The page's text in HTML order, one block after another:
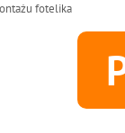
fotelika